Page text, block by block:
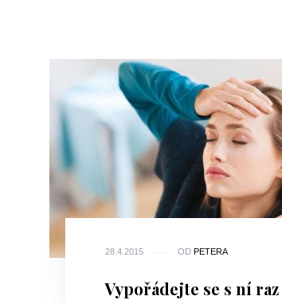
28.4.2015 OD PETERA
Vypořádejte se s ní raz